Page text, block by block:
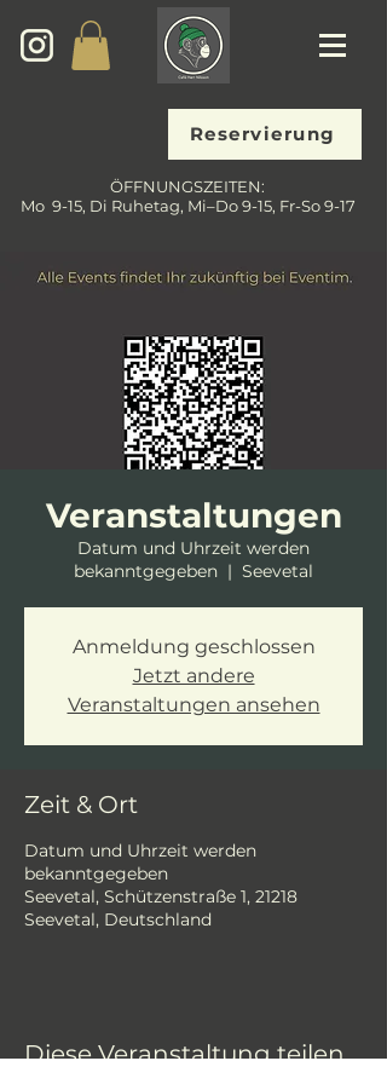
ÖFFNUNGSZEITEN:
Mo 9-15, Di Ruhetag, Mi–Do 9-15, Fr-So 9-17
Reservierung
Veranstaltungen
Datum und Uhrzeit werden
bekanntgegeben
  |
Seevetal
Anmeldung geschlossen
Jetzt andere
Veranstaltungen ansehen
Zeit & Ort
Datum und Uhrzeit werden
bekanntgegeben
Seevetal, Schützenstraße 1, 21218
Seevetal, Deutschland
Diese Veranstaltung teilen